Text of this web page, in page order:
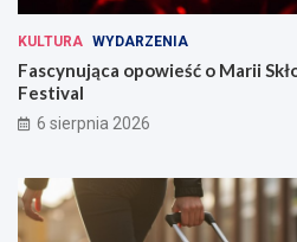
KULTURA WYDARZENIA
Fascynująca opowieść o Marii
Festival
6 sierpnia 2026